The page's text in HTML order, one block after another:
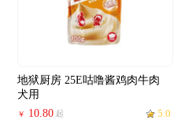
地狱厨房 25E咕噜酱鸡肉牛肉
犬用
￥ 10.80 起 5.0